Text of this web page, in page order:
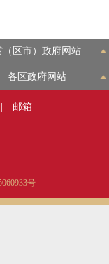
（区市）政府网站
各区政府网站
邮箱
号